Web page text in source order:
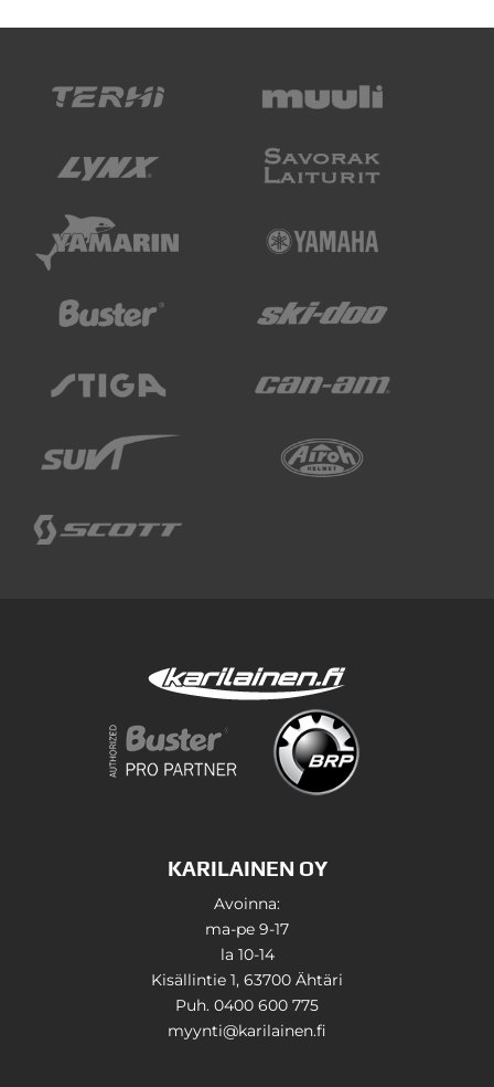
KARILAINEN OY
Avoinna:
ma-pe 9-17
la 10-14
Kisällintie 1, 63700 Ähtäri
Puh. 0400 600 775
myynti@karilainen.fi